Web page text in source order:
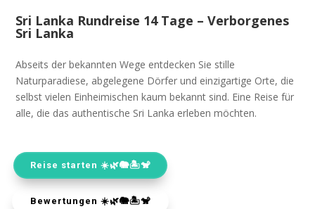
Sri Lanka Rundreise 14 Tage – Verborgenes
Sri Lanka
Abseits der bekannten Wege entdecken Sie stille
Naturparadiese, abgelegene Dörfer und einzigartige Orte, die
selbst vielen Einheimischen kaum bekannt sind. Eine Reise für
alle, die das authentische Sri Lanka erleben möchten.
Reise starten ☀️🌿🐘🏝️🐒
Bewertungen ☀️🌿🐘🏝️🐒